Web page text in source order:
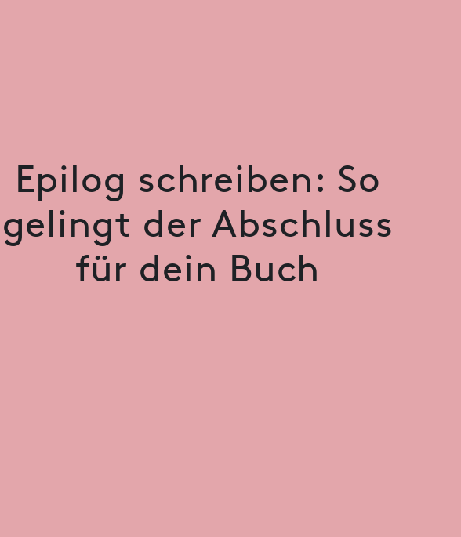
Epilog schreiben: So
gelingt der Abschluss
für dein Buch